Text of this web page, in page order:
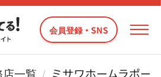
会員登録・SNS
一覧 ミサワホームラポ